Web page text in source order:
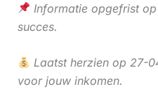
Informatie opgefrist
succes.
Laatst herzien op 27-
voor jouw inkomen.